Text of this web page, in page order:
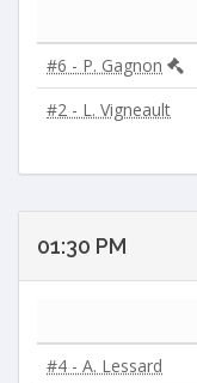
#6 - P. Gagnon
#2 - L. Vigneault
01:30 PM
#4 - A. Lessard